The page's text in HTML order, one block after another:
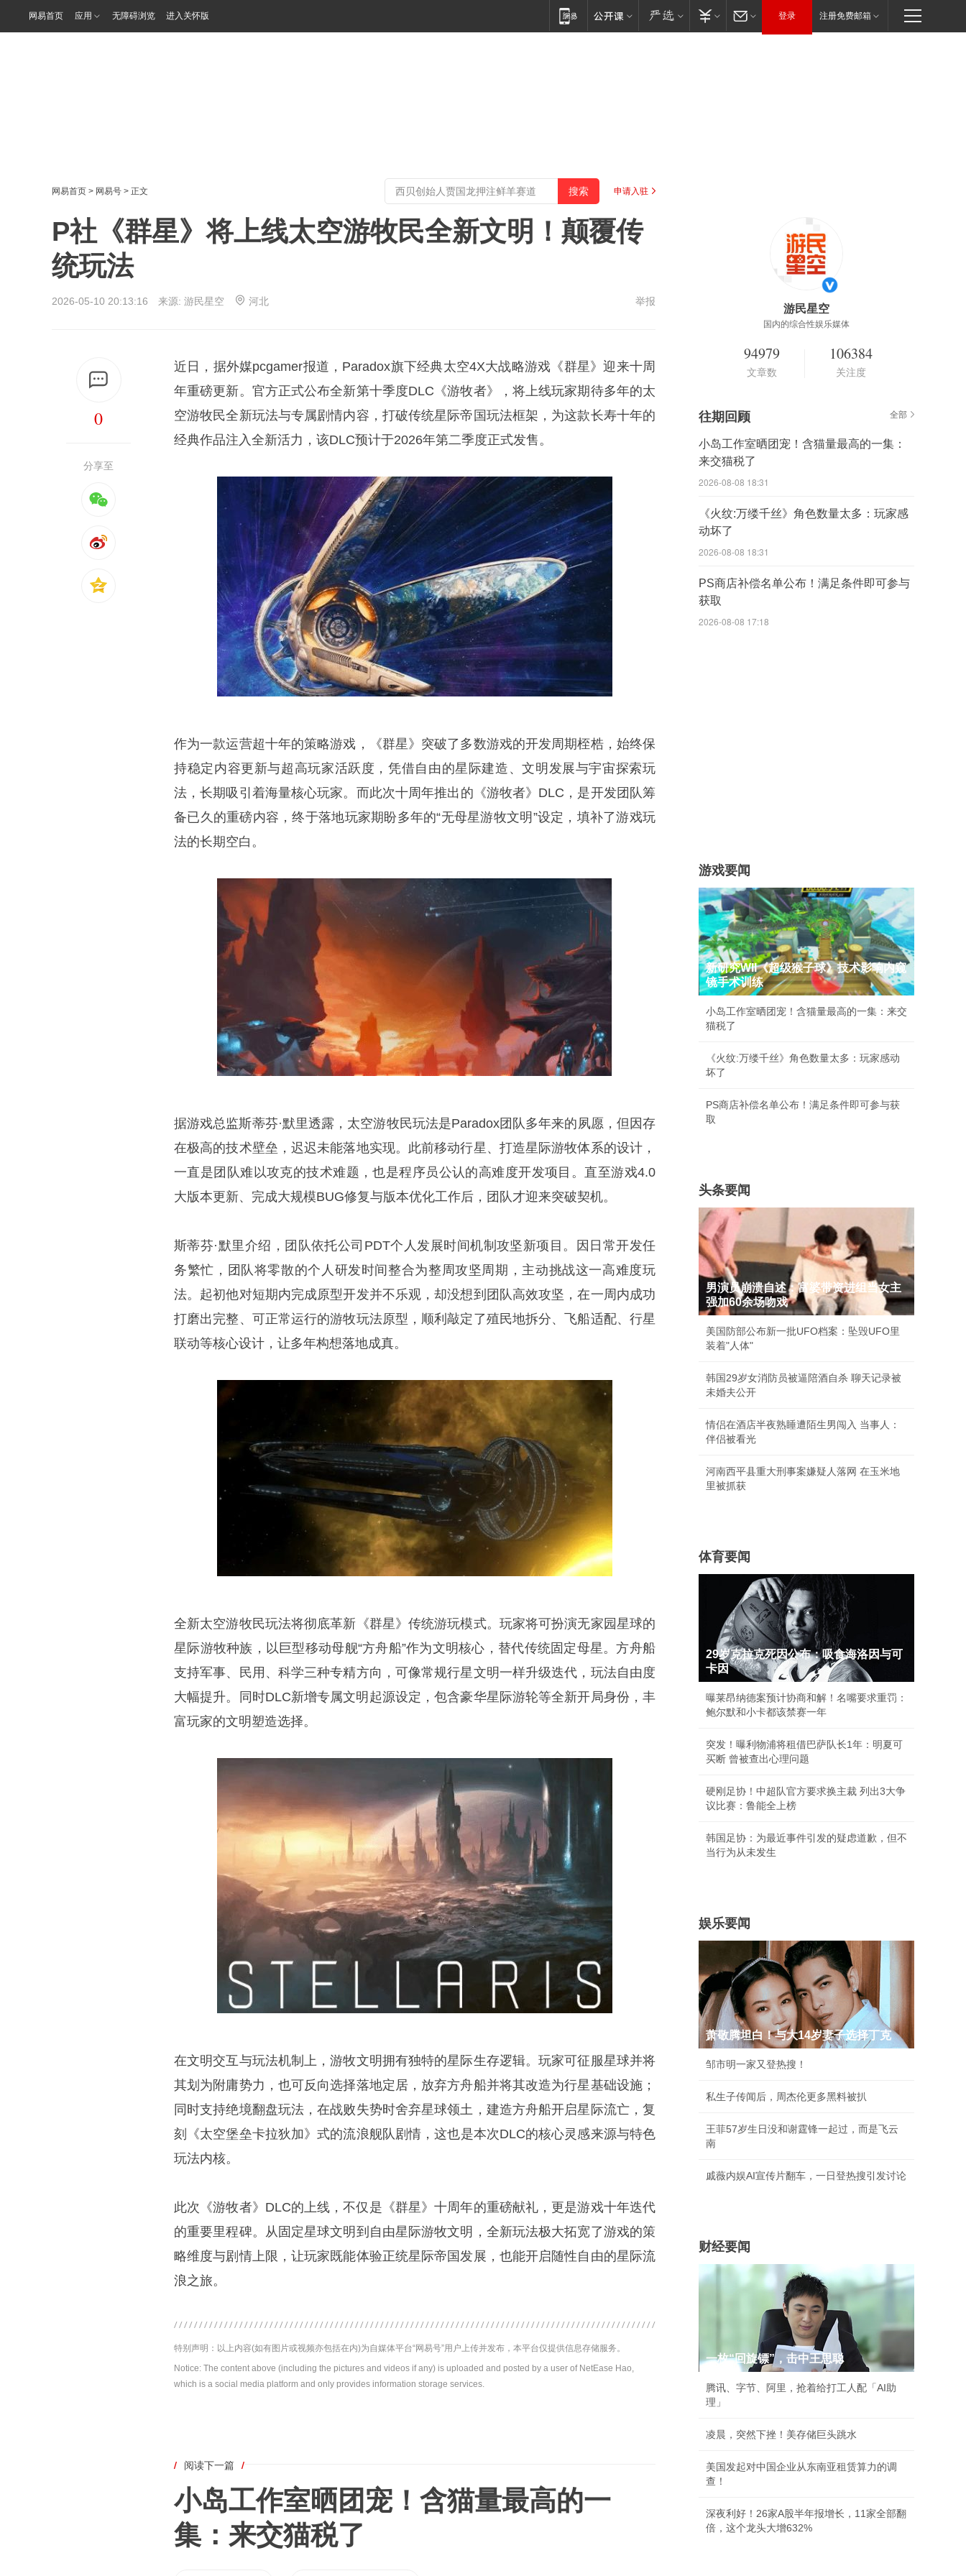
网易首页 应用 无障碍浏览 进入关怀版 登录 注册免费邮箱
网易首页 > 网易号 > 正文 申请入驻
P社《群星》将上线太空游牧民全新文明！颠覆传
统玩法
2026-05-10 20:13:16 来源: 游民星空 河北 举报
0
分享至
近日，据外媒pcgamer报道，Paradox旗下经典太空4X大战略游戏《群星》迎来十周
年重磅更新。官方正式公布全新第十季度DLC《游牧者》，将上线玩家期待多年的太
空游牧民全新玩法与专属剧情内容，打破传统星际帝国玩法框架，为这款长寿十年的
经典作品注入全新活力，该DLC预计于2026年第二季度正式发售。
作为一款运营超十年的策略游戏，《群星》突破了多数游戏的开发周期桎梏，始终保
持稳定内容更新与超高玩家活跃度，凭借自由的星际建造、文明发展与宇宙探索玩
法，长期吸引着海量核心玩家。而此次十周年推出的《游牧者》DLC，是开发团队筹
备已久的重磅内容，终于落地玩家期盼多年的“无母星游牧文明”设定，填补了游戏玩
法的长期空白。
据游戏总监斯蒂芬·默里透露，太空游牧民玩法是Paradox团队多年来的夙愿，但因存
在极高的技术壁垒，迟迟未能落地实现。此前移动行星、打造星际游牧体系的设计，
一直是团队难以攻克的技术难题，也是程序员公认的高难度开发项目。直至游戏4.0
大版本更新、完成大规模BUG修复与版本优化工作后，团队才迎来突破契机。
斯蒂芬·默里介绍，团队依托公司PDT个人发展时间机制攻坚新项目。因日常开发任
务繁忙，团队将零散的个人研发时间整合为整周攻坚周期，主动挑战这一高难度玩
法。起初他对短期内完成原型开发并不乐观，却没想到团队高效攻坚，在一周内成功
打磨出完整、可正常运行的游牧玩法原型，顺利敲定了殖民地拆分、飞船适配、行星
联动等核心设计，让多年构想落地成真。
全新太空游牧民玩法将彻底革新《群星》传统游玩模式。玩家将可扮演无家园星球的
星际游牧种族，以巨型移动母舰“方舟船”作为文明核心，替代传统固定母星。方舟船
支持军事、民用、科学三种专精方向，可像常规行星文明一样升级迭代，玩法自由度
大幅提升。同时DLC新增专属文明起源设定，包含豪华星际游轮等全新开局身份，丰
富玩家的文明塑造选择。
在文明交互与玩法机制上，游牧文明拥有独特的星际生存逻辑。玩家可征服星球并将
其划为附庸势力，也可反向选择落地定居，放弃方舟船并将其改造为行星基础设施；
同时支持绝境翻盘玩法，在战败失势时舍弃星球领土，建造方舟船开启星际流亡，复
刻《太空堡垒卡拉狄加》式的流浪舰队剧情，这也是本次DLC的核心灵感来源与特色
玩法内核。
此次《游牧者》DLC的上线，不仅是《群星》十周年的重磅献礼，更是游戏十年迭代
的重要里程碑。从固定星球文明到自由星际游牧文明，全新玩法极大拓宽了游戏的策
略维度与剧情上限，让玩家既能体验正统星际帝国发展，也能开启随性自由的星际流
浪之旅。
特别声明：以上内容(如有图片或视频亦包括在内)为自媒体平台“网易号”用户上传并发布，本平台仅提供信息存储服务。
Notice: The content above (including the pictures and videos if any) is uploaded and posted by a user of NetEase Hao,
which is a social media platform and only provides information storage services.
/ 阅读下一篇 /
小岛工作室晒团宠！含猫量最高的一
集：来交猫税了
游民星空
国内的综合性娱乐媒体
94979
文章数
106384
关注度
往期回顾 全部
小岛工作室晒团宠！含猫量最高的一集：
来交猫税了
2026-08-08 18:31
《火纹:万缕千丝》角色数量太多：玩家感
动坏了
2026-08-08 18:31
PS商店补偿名单公布！满足条件即可参与
获取
2026-08-08 17:18
游戏要闻
新研究WII《超级猴子球》技术影响内窥
镜手术训练
小岛工作室晒团宠！含猫量最高的一集：来交
猫税了
《火纹:万缕千丝》角色数量太多：玩家感动
坏了
PS商店补偿名单公布！满足条件即可参与获
取
头条要闻
男演员崩溃自述：富婆带资进组当女主
强加60余场吻戏
美国防部公布新一批UFO档案：坠毁UFO里
装着"人体"
韩国29岁女消防员被逼陪酒自杀 聊天记录被
未婚夫公开
情侣在酒店半夜熟睡遭陌生男闯入 当事人：
伴侣被看光
河南西平县重大刑事案嫌疑人落网 在玉米地
里被抓获
体育要闻
29岁克拉克死因公布：吸食海洛因与可
卡因
曝莱昂纳德案预计协商和解！名嘴要求重罚：
鲍尔默和小卡都该禁赛一年
突发！曝利物浦将租借巴萨队长1年：明夏可
买断 曾被查出心理问题
硬刚足协！中超队官方要求换主裁 列出3大争
议比赛：鲁能全上榜
韩国足协：为最近事件引发的疑虑道歉，但不
当行为从未发生
娱乐要闻
萧敬腾坦白！与大14岁妻子选择丁克
邹市明一家又登热搜！
私生子传闻后，周杰伦更多黑料被扒
王菲57岁生日没和谢霆锋一起过，而是飞云
南
戚薇内娱AI宣传片翻车，一日登热搜引发讨论
财经要闻
一枚“回旋镖”，击中王思聪
腾讯、字节、阿里，抢着给打工人配「AI助
理」
凌晨，突然下挫！美存储巨头跳水
美国发起对中国企业从东南亚租赁算力的调
查！
深夜利好！26家A股半年报增长，11家全部翻
倍，这个龙头大增632%